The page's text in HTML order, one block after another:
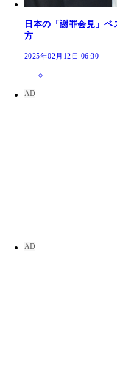
日本の「謝罪会見」ベ
方
2025年02月12日 06:30